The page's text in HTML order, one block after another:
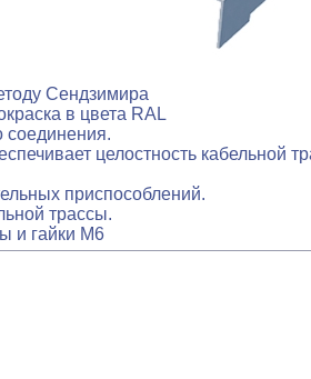
Сендзимира
в цвета RAL
соединения.
целостность кабельной
приспособлений.
трассы.
и гайки М6